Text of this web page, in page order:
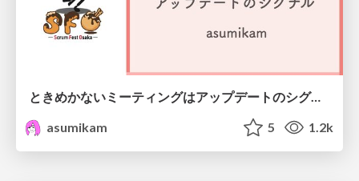
ときめかないミーティングはアップデートのシグナル #scrumosaka
asumikam
5 1.2k